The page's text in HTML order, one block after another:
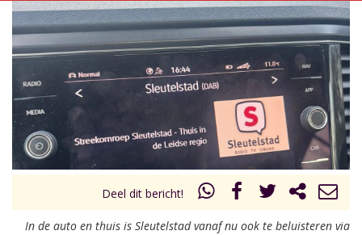
STRAKS:
De ochtend van Sleutelstad
6.00 - 12.00 uur
Vorig uur
uur 1 van 0 Volgend uur
Deel dit bericht!
In de auto en thuis is Sleutelstad vanaf nu ook te beluisteren via